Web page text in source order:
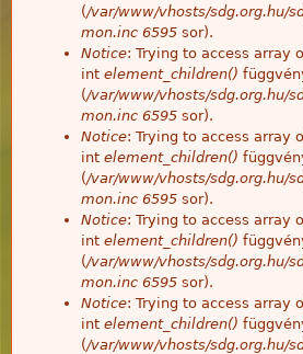
(/var/www/vhosts/sdg.org.hu/
mon.inc 6595 sor).
Notice: Trying to access array
int element_children()
(/var/www/vhosts/sdg.org.hu/
mon.inc 6595 sor).
Notice: Trying to access array
int element_children()
(/var/www/vhosts/sdg.org.hu/
mon.inc 6595 sor).
Notice: Trying to access array
int element_children()
(/var/www/vhosts/sdg.org.hu/
mon.inc 6595 sor).
Notice: Trying to access array
int element_children()
(/var/www/vhosts/sdg.org.hu/